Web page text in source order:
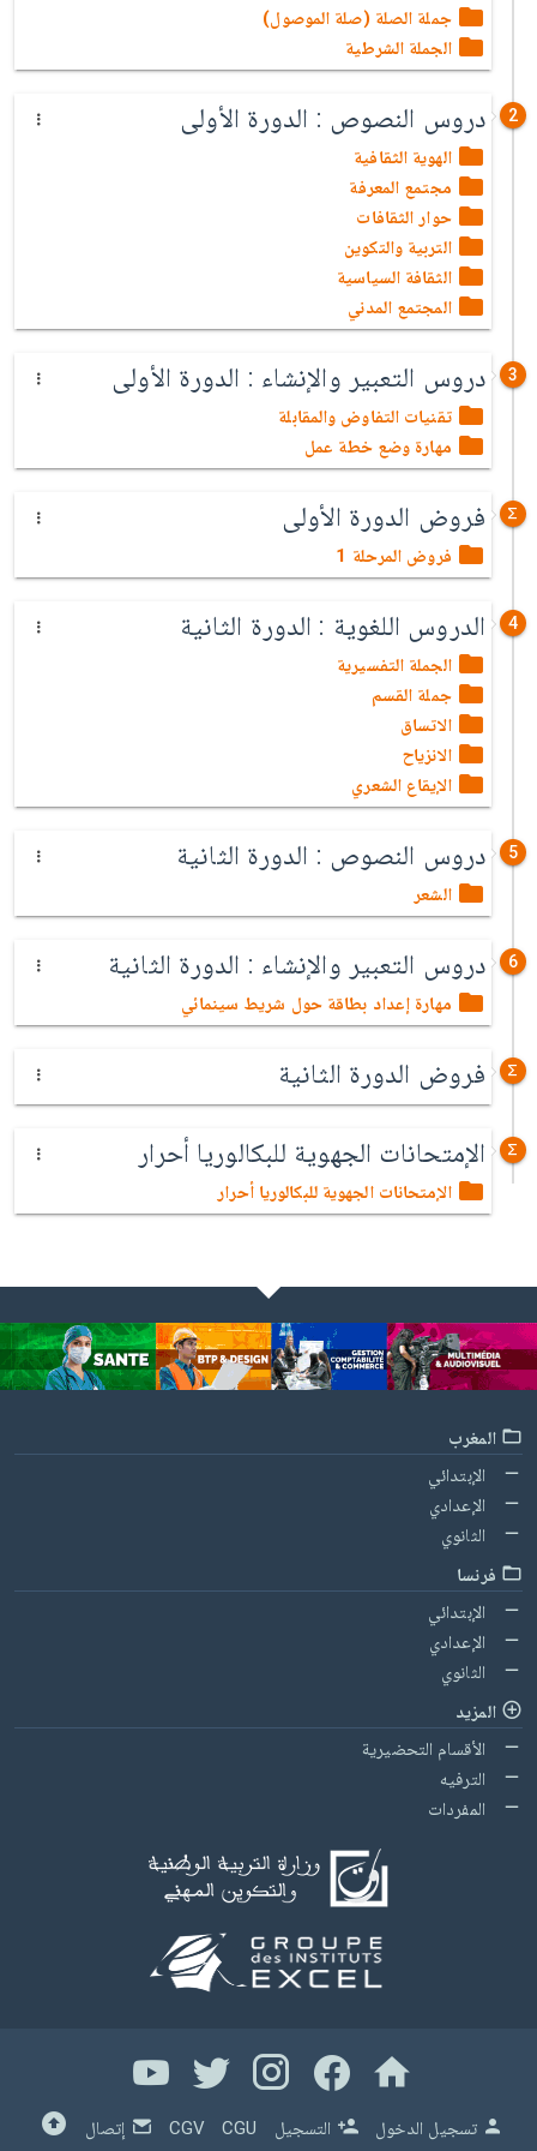
جملة الصلة (صلة الموصول)
الجملة الشرطية
2 دروس النصوص : الدورة الأولى
الهوية الثقافية
مجتمع المعرفة
حوار الثقافات
التربية والتكوين
الثقافة السياسية
المجتمع المدني
3 دروس التعبير والإنشاء : الدورة الأولى
تقنيات التفاوض والمقابلة
مهارة وضع خطة عمل
فروض الدورة الأولى
فروض المرحلة 1
4 الدروس اللغوية : الدورة الثانية
الجملة التفسيرية
جملة القسم
الاتساق
الانزياح
الإيقاع الشعري
5 دروس النصوص : الدورة الثانية
الشعر
6 دروس التعبير والإنشاء : الدورة الثانية
مهارة إعداد بطاقة حول شريط سينمائي
فروض الدورة الثانية
الإمتحانات الجهوية للبكالوريا أحرار
الإمتحانات الجهوية للبكالوريا أحرار
المغرب
الإبتدائي
الإعدادي
الثانوي
فرنسا
الإبتدائي
الإعدادي
الثانوي
المزيد
الأقسام التحضيرية
الترفيه
المفردات
تسجيل الدخول التسجيل CGU
CGV إتصال